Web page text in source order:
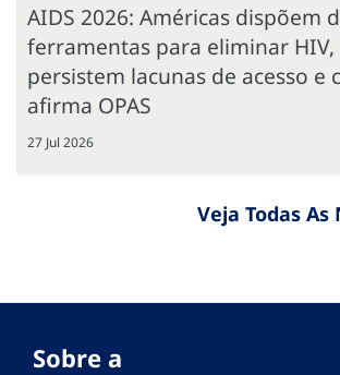
AIDS 2026: Américas dispõem
ferramentas para eliminar HIV,
persistem lacunas de acesso e
afirma OPAS
27 Jul 2026
Veja Todas As
Sobre a